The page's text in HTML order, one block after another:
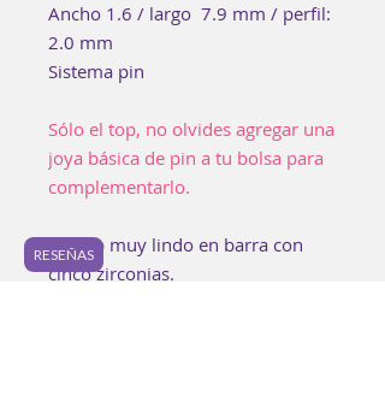
Ancho 1.6 / largo 7.9 mm / perfil:
2.0 mm
Sistema pin
Sólo el top, no olvides agregar una
joya básica de pin a tu bolsa para
complementarlo.
Un top muy lindo en barra con
cinco zirconias.
RESEÑAS